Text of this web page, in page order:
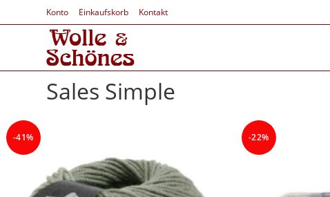
Konto Einkaufskorb Kontakt
Sales Simple
-41% -22%